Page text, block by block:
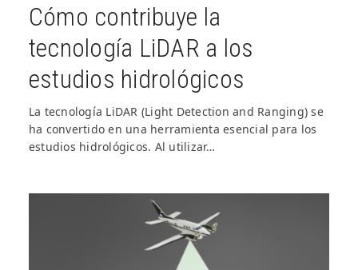
Cómo contribuye la
tecnología LiDAR a los
estudios hidrológicos
La tecnología LiDAR (Light Detection and Ranging) se
ha convertido en una herramienta esencial para los
estudios hidrológicos. Al utilizar…